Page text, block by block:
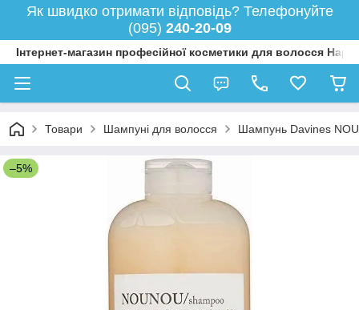
Як швидко отримати відповідь? Телефонуйте
(095) 240-20-09
Інтернет-магазин професійної косметики для волосся
Товари Шампуні для волосся Шампунь Davines
–5%